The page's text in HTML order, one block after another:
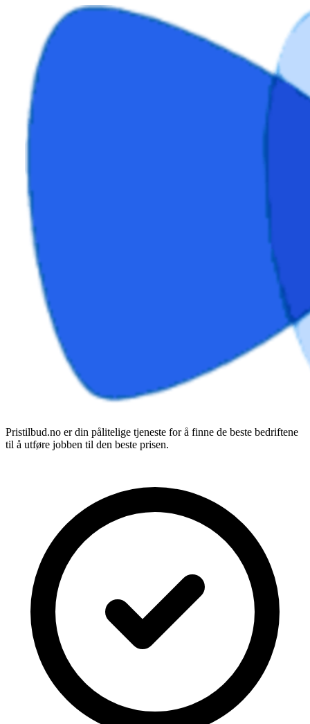
Pristilbud.no er din pålitelige tjeneste for å finne de beste bedriftene
til å utføre jobben til den beste prisen.